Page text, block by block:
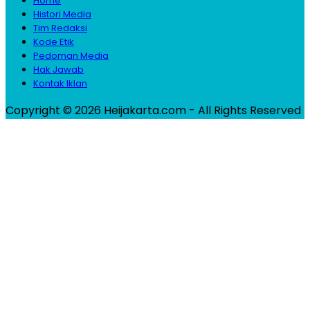
Histori Media
Tim Redaksi
Kode Etik
Pedoman Media
Hak Jawab
Kontak Iklan
Copyright © 2026 Heijakarta.com - All Rights Reserved